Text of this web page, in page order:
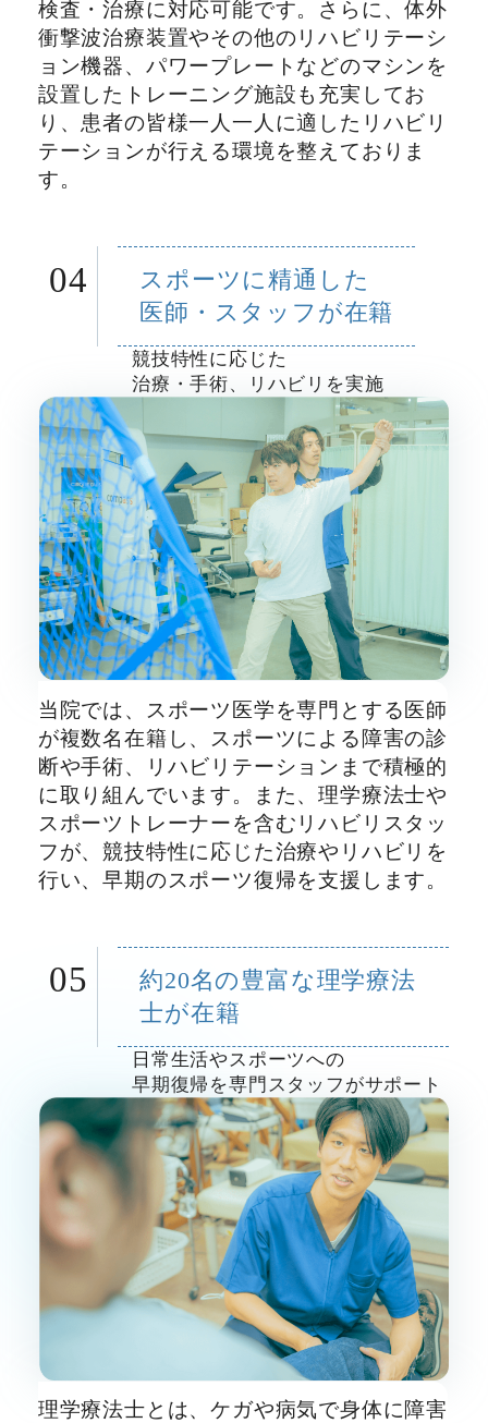
検査・治療に対応可能です。さらに、体外
衝撃波治療装置やその他のリハビリテーシ
ョン機器、パワープレートなどのマシンを
設置したトレーニング施設も充実してお
り、患者の皆様一人一人に適したリハビリ
テーションが行える環境を整えておりま
す。
04
スポーツに精通した
医師・スタッフが在籍
競技特性に応じた
治療・手術、リハビリを実施
当院では、スポーツ医学を専門とする医師
が複数名在籍し、スポーツによる障害の診
断や手術、リハビリテーションまで積極的
に取り組んでいます。また、理学療法士や
スポーツトレーナーを含むリハビリスタッ
フが、競技特性に応じた治療やリハビリを
行い、早期のスポーツ復帰を支援します。
理学療法士とは、ケガや病気で身体に障害
05 約20名の豊富な理学療法
士が在籍
日常生活やスポーツへの
早期復帰を専門スタッフがサポート